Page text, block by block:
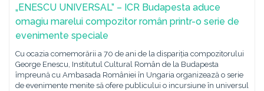
„ENESCU UNIVERSAL” – ICR Budapesta aduce
omagiu marelui compozitor român printr-o serie de
evenimente speciale
Cu ocazia comemorării a 70 de ani de la dispariția compozitorului
George Enescu, Institutul Cultural Român de la Budapesta
împreună cu Ambasada României în Ungaria organizează o serie
de evenimente menite să ofere publicului o incursiune în universul